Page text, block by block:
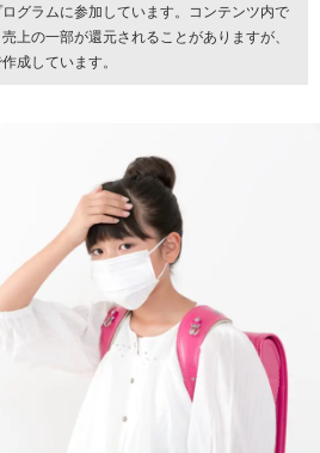
グラムに参加しています。コンテンツ内で
上の一部が還元されることがありますが、
成しています。